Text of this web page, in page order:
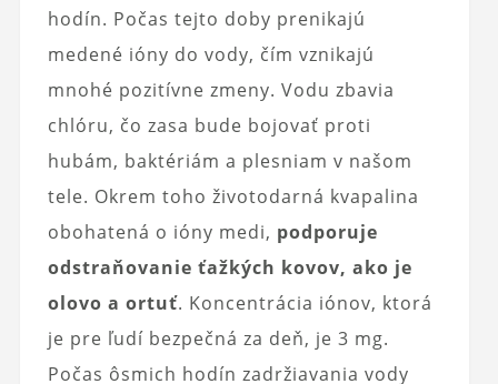
hodín. Počas tejto doby prenikajú
medené ióny do vody, čím vznikajú
mnohé pozitívne zmeny. Vodu zbavia
chlóru, čo zasa bude bojovať proti
hubám, baktériám a plesniam v našom
tele. Okrem toho životodarná kvapalina
obohatená o ióny medi, podporuje
odstraňovanie ťažkých kovov, ako je
olovo a ortuť. Koncentrácia iónov, ktorá
je pre ľudí bezpečná za deň, je 3 mg.
Počas ôsmich hodín zadržiavania vody